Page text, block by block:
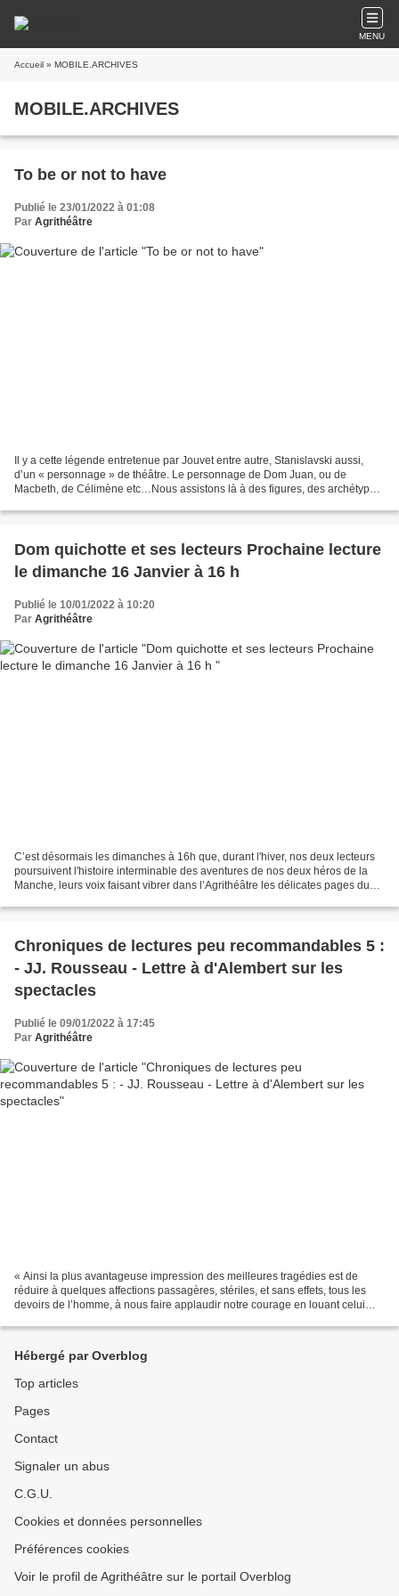
MENU
Accueil » MOBILE.ARCHIVES
MOBILE.ARCHIVES
To be or not to have
Publié le 23/01/2022 à 01:08
Par Agrithéâtre
Il y a cette légende entretenue par Jouvet entre autre, Stanislavski aussi,
d’un « personnage » de théâtre. Le personnage de Dom Juan, ou de
Macbeth, de Célimène etc…Nous assistons là à des figures, des archétypes.
Dom quichotte et ses lecteurs Prochaine lecture
le dimanche 16 Janvier à 16 h
Publié le 10/01/2022 à 10:20
Par Agrithéâtre
C’est désormais les dimanches à 16h que, durant l'hiver, nos deux lecteurs
poursuivent l'histoire interminable des aventures de nos deux héros de la
Manche, leurs voix faisant vibrer dans l’Agrithéâtre les délicates pages du
Chroniques de lectures peu recommandables 5 :
- JJ. Rousseau - Lettre à d'Alembert sur les
spectacles
Publié le 09/01/2022 à 17:45
Par Agrithéâtre
« Ainsi la plus avantageuse impression des meilleures tragédies est de
réduire à quelques affections passagères, stériles, et sans effets, tous les
devoirs de l’homme, à nous faire applaudir notre courage en louant celui
Hébergé par Overblog
Top articles
Pages
Contact
Signaler un abus
C.G.U.
Cookies et données personnelles
Préférences cookies
Voir le profil de Agrithéâtre sur le portail Overblog